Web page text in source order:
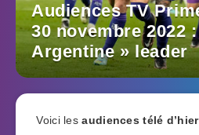
Audiences TV
30 novembre 2022
Argentine » leader
Voici lesaudiences télé